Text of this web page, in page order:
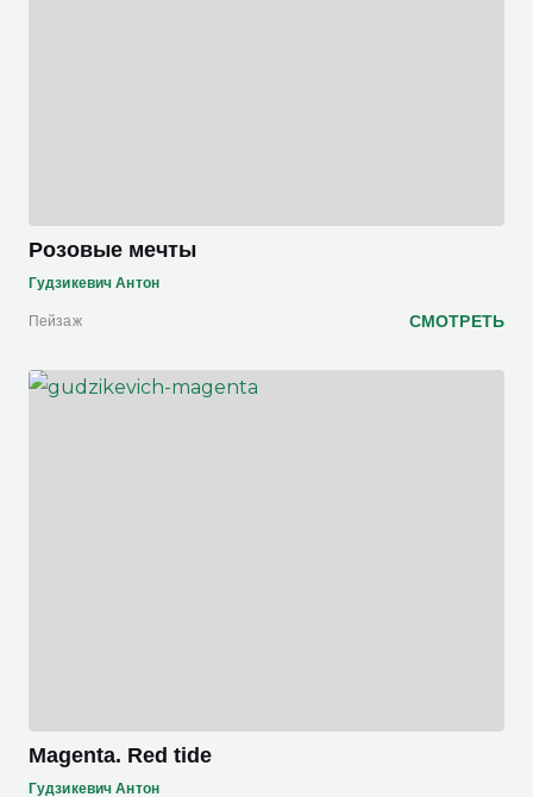
Розовые мечты
Гудзикевич Антон
Пейзаж СМОТРЕТЬ
Magenta. Red tide
Гудзикевич Антон